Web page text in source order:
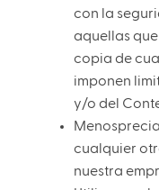
con la
aquellas
copia de
imponen
y/o del
cualquier
nuestra